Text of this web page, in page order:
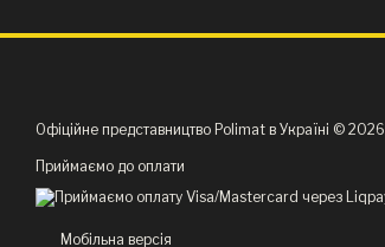
Офіційне представництво Polimat в Україні © 2026
Приймаємо до оплати
Мобільна версія